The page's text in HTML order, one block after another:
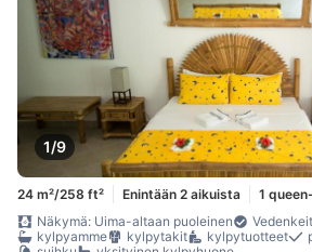
1/9
24 m²/258 ft² Enintään 2 aikuista
1
Näkymä: Uima-altaan puoleinen
kylpyamme
kylpytakit kylpytuotteet